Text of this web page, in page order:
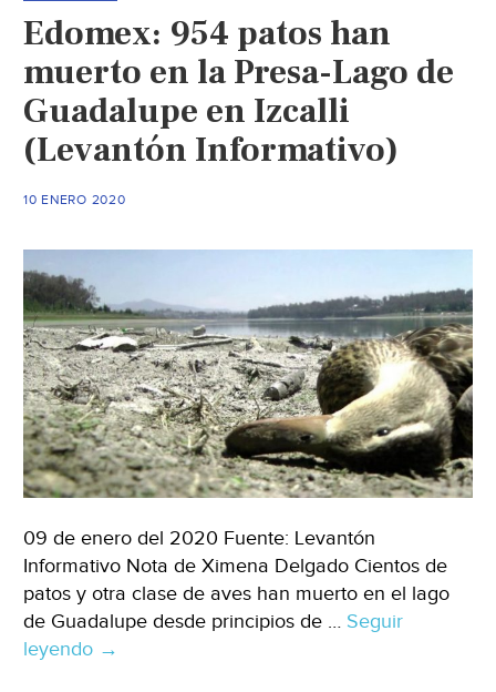
Edomex: 954 patos han
muerto en la Presa-Lago de
Guadalupe en Izcalli
(Levantón Informativo)
10 ENERO 2020
09 de enero del 2020 Fuente: Levantón
Informativo Nota de Ximena Delgado Cientos de
patos y otra clase de aves han muerto en el lago
de Guadalupe desde principios de … Seguir
leyendo Edomex:
→